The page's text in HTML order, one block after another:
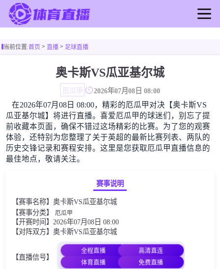
足球直播
足球新闻
篮球新闻
当前位置:首页> 直播> 足球直播
奥卡斯VS瓜亚基尔城
厄瓜甲 2026年07月08日 08:00
在2026年07月08日 08:00，精彩的厄瓜甲对决【奥卡斯VS
瓜亚基尔城】将进行直播。喜爱厄瓜甲的球迷们，别忘了提
前收藏本页面，确保不错过这场精彩的比赛。为了您的观赛
体验，还特别为您整理了关于英超的最新比赛列表、两队的
历史交锋记录和赛程安排。这里是您获取厄瓜甲直播信息的
最佳地点，敬请关注。
赛事说明
【赛事名称】奥卡斯VS瓜亚基尔城
【赛事分类】
厄瓜甲
【开赛时间】2026年07月08日 08:00
【对阵双方】奥卡斯VS瓜亚基尔城
【直播信号】
全程直播 高清直连
体育直播 免费直播